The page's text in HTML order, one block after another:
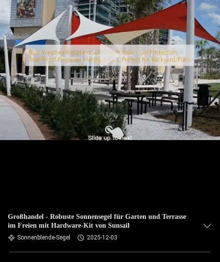
Großhandel - Robuste Sonnensegel für Garten und Terrasse
im Freien mit Hardware-Kit von Sunsail
Sonnenblende-Segel 2025-12-03